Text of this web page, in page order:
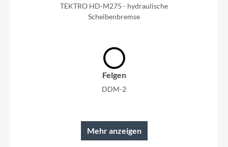
TEKTRO HD-M275 - hydraulische
Scheibenbremse
Felgen
DDM-2
Mehr anzeigen